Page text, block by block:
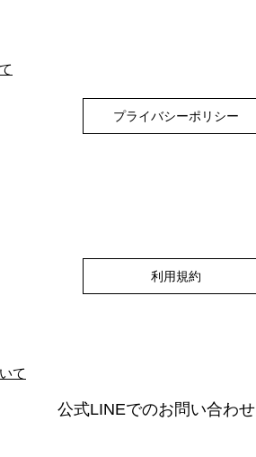
プライバシーポリシー
利用規約
て
公式LINEでのお問い合わせ